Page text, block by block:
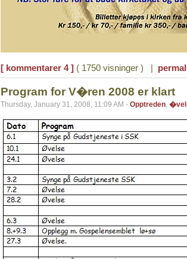
[ kommentarer 4 ] ( 1750 visninger ) |
Program for V�ren 2008 er klart
Thursday, January 31, 2008, 11:09 AM - Opptreden,